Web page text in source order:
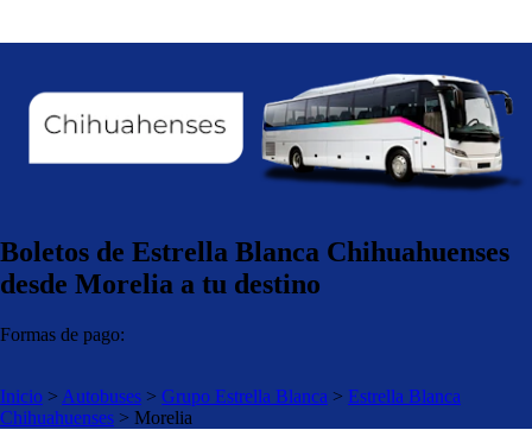
Boletos de Estrella Blanca Chihuahuenses
desde Morelia a tu destino
Formas de pago:
Inicio > Autobuses > Grupo Estrella Blanca > Estrella Blanca
Chihuahuenses > Morelia